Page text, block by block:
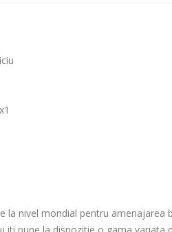
la nivel mondial pentru